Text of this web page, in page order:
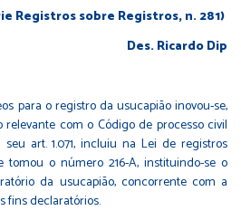
Registros sobre Registros, n. 281)
Des. Ricardo Dip
para o registro da usucapião inovou-se,
com o Código de processo civil
art. 1.071, incluiu na Lei de registros
tomou o número 216-A, instituindo-se o
da usucapião, concorrente com a
fins declaratórios.